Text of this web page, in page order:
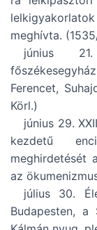
meghívta.
június
Ferencet,
Körl.)
június 29.
kezdetű
meghirdetését
az
július 30.
Budapesten,